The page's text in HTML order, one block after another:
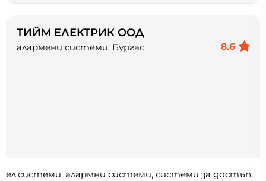
ТИЙМ ЕЛЕКТРИК ООД
8.6
алармени системи, Бургас
ел.системи, алармни системи, системи за достъп,